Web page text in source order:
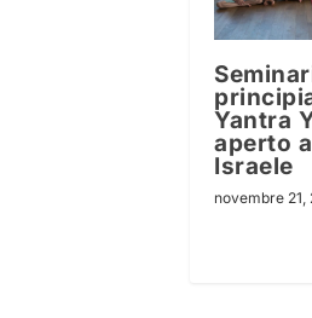
Yantra
aperto
Israele
novembre 21,